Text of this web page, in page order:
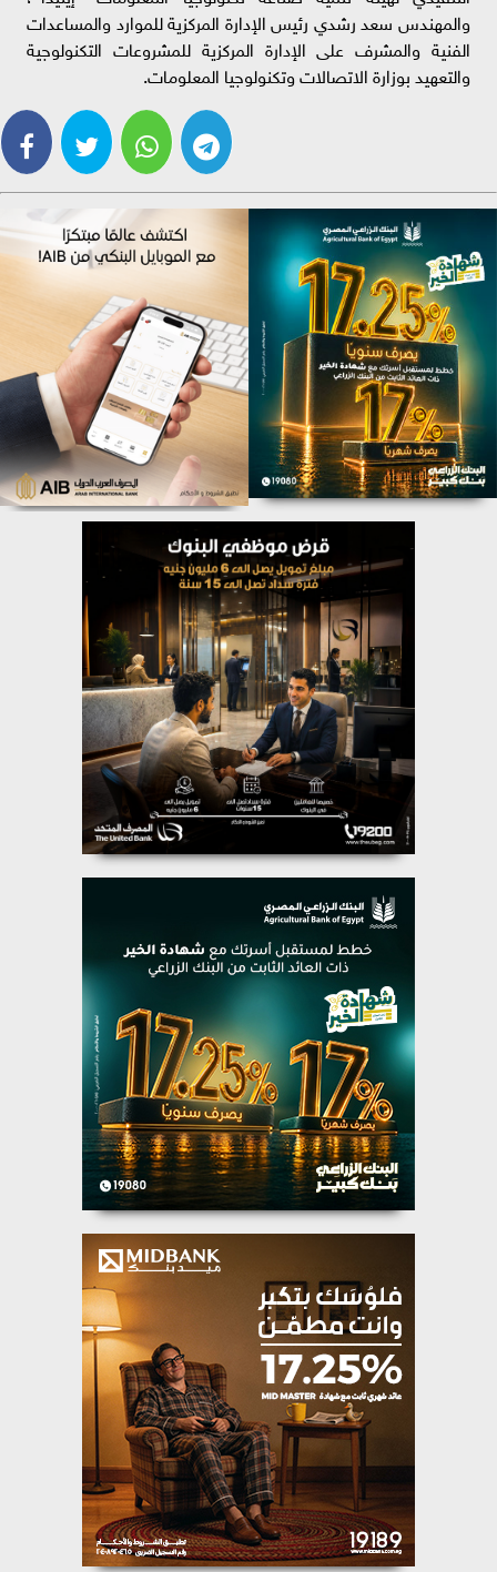
والمهندس سعد رشدي رئيس الإدارة المركزية للموارد والمساعدات
الفنية والمشرف على الإدارة المركزية للمشروعات التكنولوجية
والتعهيد بوزارة الاتصالات وتكنولوجيا المعلومات.